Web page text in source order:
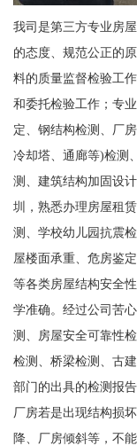
我司是第三方专业房
的态度、规范公正的
料的质量监督检验工
和委托检验工作；专
定、钢结构检测、厂
冷却塔、通廊等)检测
测、建筑结构加固设
圳，熟悉办理房屋租
测、学校幼儿园抗震
屋楼面承重、危房鉴
等各类房屋结构安全
学准确。经过公司苦
测、房屋安全可靠性
检测、桥梁检测、古
部门的出具的检测报告
厂房若是出现结构损
降、厂房倾斜等，不